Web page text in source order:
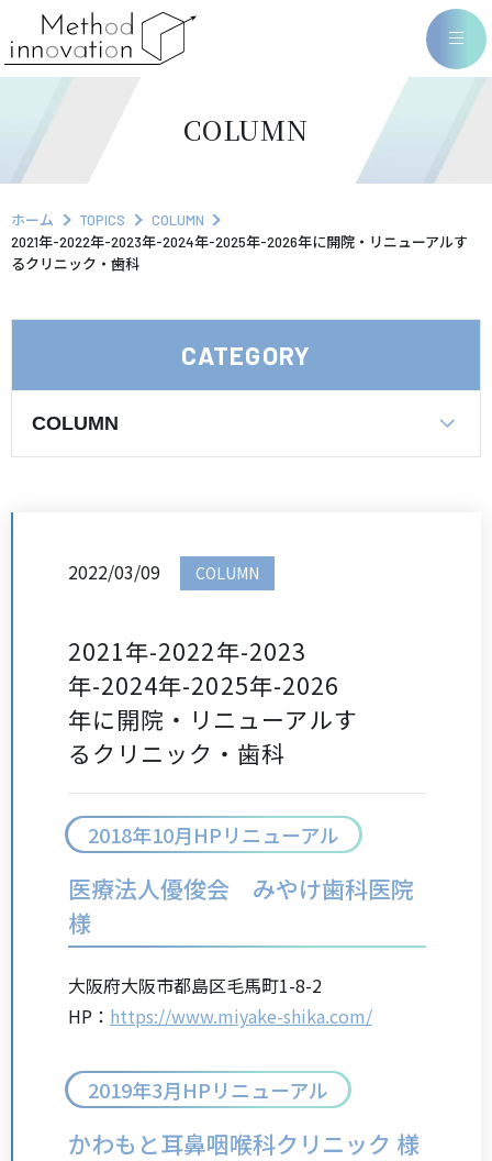
COLUMN
ホーム TOPICS
COLUMN
2021年-2022年-2023年-2024年-2025年-2026年に開院・リニューアルす
るクリニック・歯科
CATEGORY
2022/03/09 COLUMN
2021年-2022年-2023
年-2024年-2025年-2026
年に開院・リニューアルす
るクリニック・歯科
2018年10月HPリニューアル
医療法人優俊会 みやけ歯科医院
様
大阪府大阪市都島区毛馬町1-8-2
HP： https://www.miyake-shika.com/
2019年3月HPリニューアル
かわもと耳鼻咽喉科クリニック 様